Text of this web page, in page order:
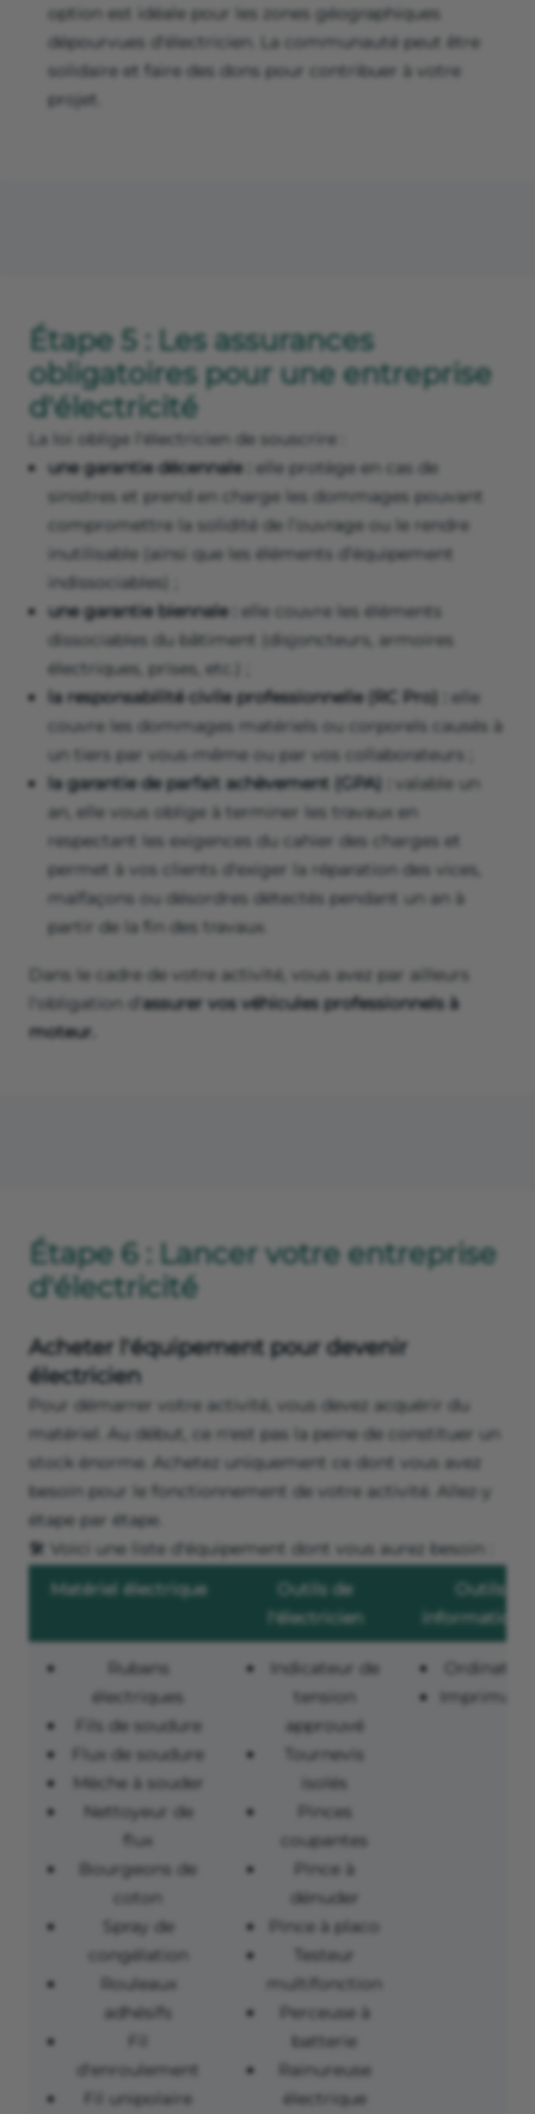
option est idéale pour les zones géographiques
dépourvues d'électricien. La communauté peut être
solidaire et faire des dons pour contribuer à votre
projet.
Étape 5 : Les assurances
obligatoires pour une entreprise
d'électricité
La loi oblige l'électricien de souscrire :
une garantie décennale :
elle protège en cas de
sinistres et prend en charge les dommages pouvant
compromettre la solidité de l’ouvrage ou le rendre
inutilisable (ainsi que les éléments d’équipement
indissociables) ;
une garantie biennale : elle couvre les éléments
dissociables du bâtiment (disjoncteurs, armoires
électriques, prises, etc.) ;
la responsabilité civile professionnelle (RC Pro) : elle
couvre les dommages matériels ou corporels causés à
un tiers par vous-même ou par vos collaborateurs ;
la garantie de parfait achèvement (GPA) :
valable un
an, elle vous oblige à terminer les travaux en
respectant les exigences du cahier des charges et
permet à vos clients d'exiger la réparation des vices,
malfaçons ou désordres détectés pendant un an à
partir de la fin des travaux.
Dans le cadre de votre activité, vous avez par ailleurs
l'obligation d' assurer vos véhicules professionnels à
moteur.
Étape 6 : Lancer votre entreprise
d'électricité
Acheter l'équipement pour devenir
électricien
Pour démarrer votre activité, vous devez acquérir du
matériel. Au début, ce n'est pas la peine de constituer un
stock énorme. Achetez uniquement ce dont vous avez
besoin pour le fonctionnement de votre activité. Allez-y
étape par étape.
🛠️ Voici une liste d'équipement dont vous aurez besoin :
Matériel électrique
Outils de
l'électricien
Outils
Rubans
électriques
Fils de soudure
Flux de soudure
Mèche à souder
Nettoyeur de
flux
Bourgeons de
coton
Spray de
congélation
Rouleaux
adhésifs
d'enroulement
Fil unipolaire
Indicateur de
tension
approuvé
Tournevis
isolés
Pinces
coupantes
Pince à
dénuder
Pince à placo
Testeur
multifonction
Perceuse à
batterie
Rainureuse
électrique
Ordinateur